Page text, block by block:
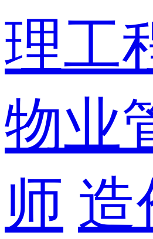
理工
物业
师 造